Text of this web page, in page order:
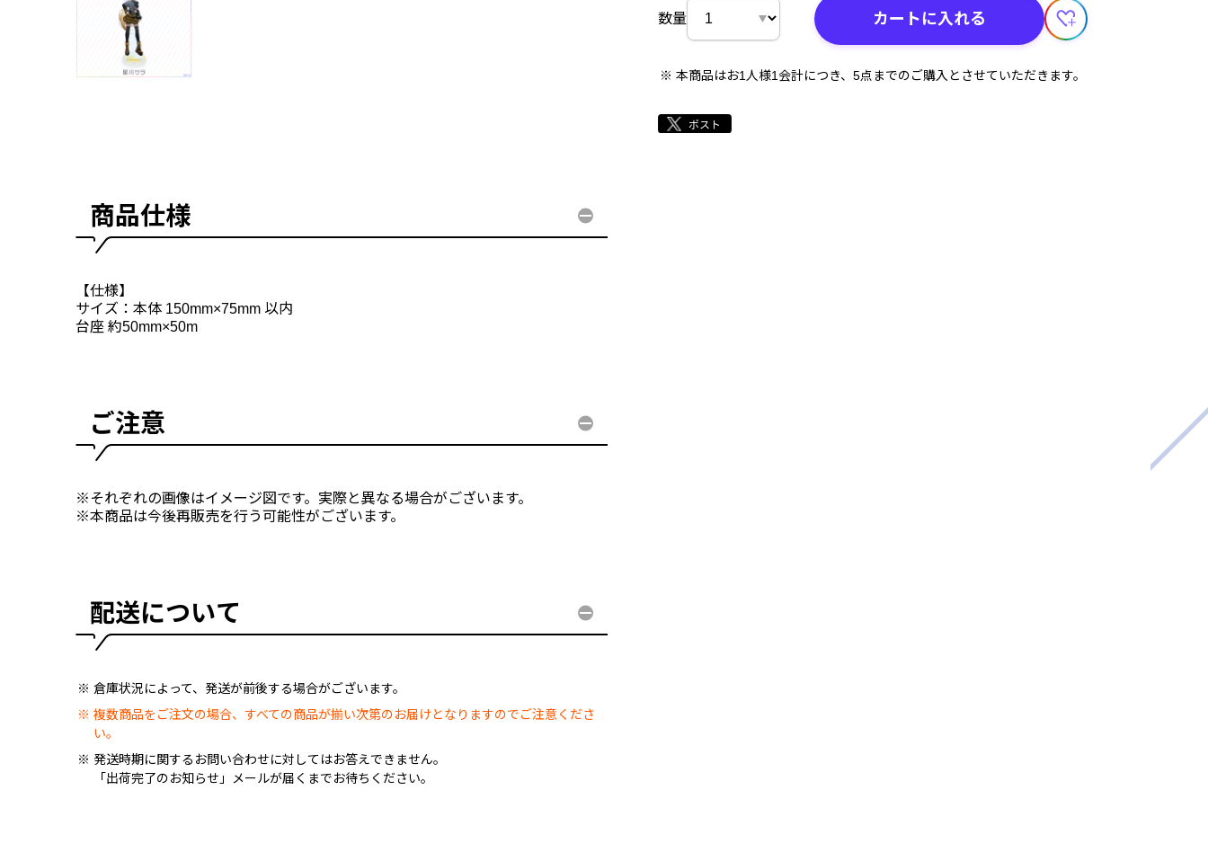
数量 カートに入れる
本商品はお1人様1会計につき、5点までのご購入とさせていただきます。
商品仕様
【仕様】
サイズ：本体 150mm×75mm 以内
台座 約50mm×50m
ご注意
※それぞれの画像はイメージ図です。実際と異なる場合がございます。
※本商品は今後再販売を行う可能性がございます。
配送について
倉庫状況によって、発送が前後する場合がございます。
複数商品をご注文の場合、すべての商品が揃い次第のお届けとなりますのでご注意くださ
い。
発送時期に関するお問い合わせに対してはお答えできません。
「出荷完了のお知らせ」メールが届くまでお待ちください。